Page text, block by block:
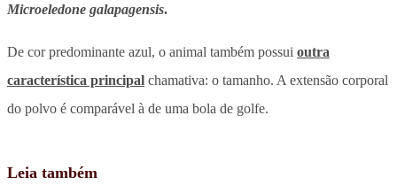
Microeledone galapagensis.
De cor predominante azul, o animal também possui outra
característica principal chamativa: o tamanho. A extensão corporal
do polvo é comparável à de uma bola de golfe.
Leia também